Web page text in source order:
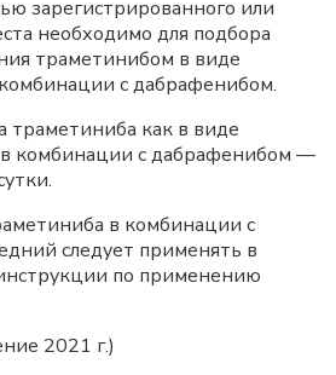
зарегистрированного или
необходимо для подбора
траметинибом в виде
с дабрафенибом.
траметиниба как в виде
комбинации с дабрафенибом —
в комбинации с
следует применять в
по применению
2021 г.)